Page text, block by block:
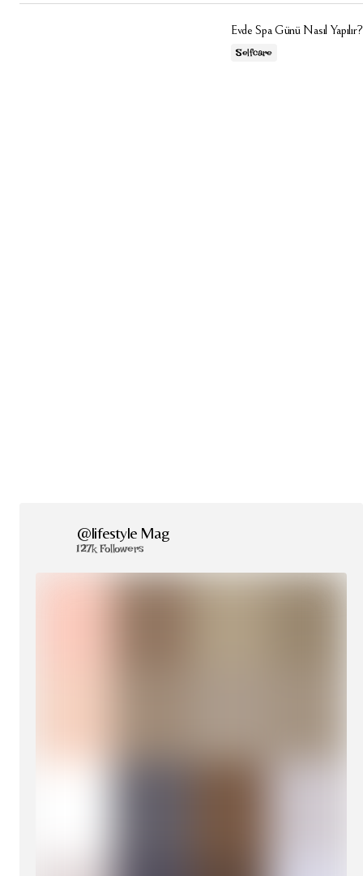
Evde Spa Günü Nasıl Yapılır?
Selfcare
@lifestyle Mag
127k Followers